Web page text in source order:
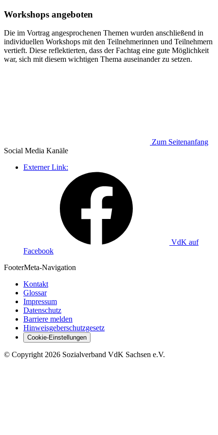
Workshops angeboten
Die im Vortrag angesprochenen Themen wurden anschließend in
individuellen Workshops mit den Teilnehmerinnen und Teilnehmern
vertieft. Diese reflektierten, dass der Fachtag eine gute Möglichkeit
war, sich mit diesem wichtigen Thema auseinander zu setzen.
Zum Seitenanfang
Social Media Kanäle
Externer Link:
VdK auf
Facebook
FooterMeta-Navigation
Kontakt
Glossar
Impressum
Datenschutz
Barriere melden
Hinweisgeberschutzgesetz
Cookie-Einstellungen
© Copyright 2026 Sozialverband VdK Sachsen e.V.